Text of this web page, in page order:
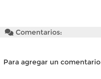
Comentarios:
Para agregar un comentario